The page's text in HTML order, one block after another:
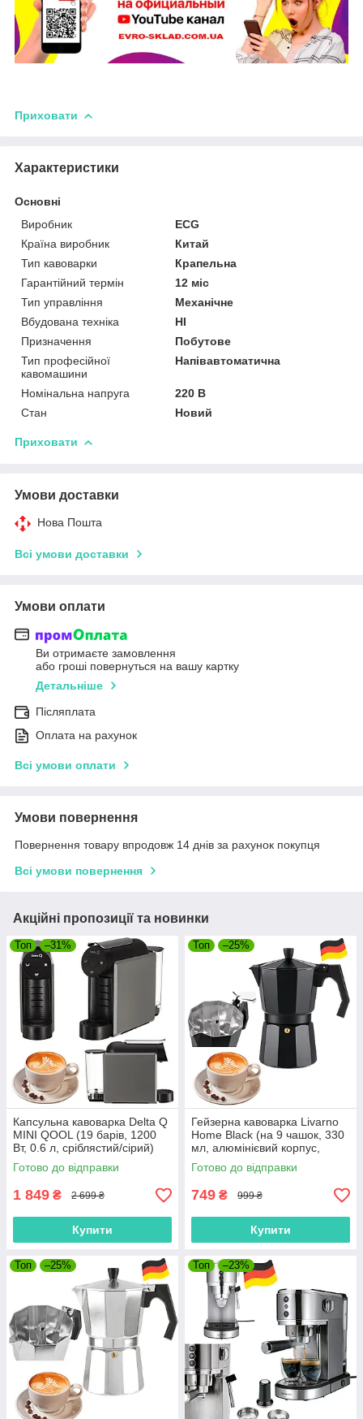
Приховати
Характеристики
Основні
Виробник
ECG
Країна виробник
Китай
Тип кавоварки
Крапельна
Гарантійний термін
12 міс
Тип управління
Механічне
Вбудована техніка
НІ
Призначення
Побутове
Тип професійної
кавомашини
Напівавтоматична
Номінальна напруга
220 В
Стан
Новий
Приховати
Умови доставки
Нова Пошта
Всі умови доставки
Умови оплати
Ви отримаєте замовлення
або гроші повернуться на вашу картку
Детальніше
Післяплата
Оплата на рахунок
Всі умови оплати
Умови повернення
Повернення товару впродовж 14 днів за рахунок покупця
Всі умови повернення
Акційні пропозиції та новинки
Топ –31%
Капсульна кавоварка Delta Q
MINI QOOL (19 барів, 1200
Вт, 0.6 л, сріблястий/сірий)
Готово до відправки
1 849 ₴ 2 699 ₴
Купити
Топ –25%
Гейзерна кавоварка Livarno
Home Black (на 9 чашок, 330
мл, алюмінієвий корпус,
Німеччина)
Готово до відправки
749 ₴ 999 ₴
Купити
Топ –25% Топ –23%